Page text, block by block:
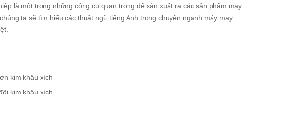
là một trong những công cụ quan trọng để sản xuất ra các sản phẩm may
ta sẽ tìm hiểu các thuật ngữ tiếng Anh trong chuyên ngành máy may
kim khâu xích
kim khâu xích